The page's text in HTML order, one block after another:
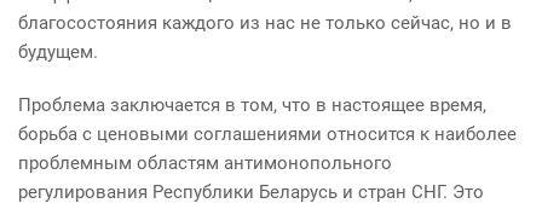
благосостояния каждого из нас не только сейчас, но и в
будущем.
Проблема заключается в том, что в настоящее время,
борьба с ценовыми соглашениями относится к наиболее
проблемным областям антимонопольного
регулирования Республики Беларусь и стран СНГ. Это